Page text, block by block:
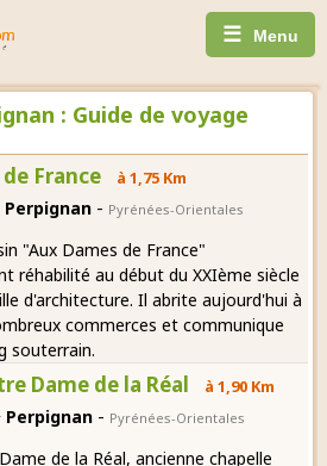
☰ Menu
: Guide de voyage
France à 1,75 Km
Perpignan - Pyrénées-Orientales
"Aux Dames de France"
réhabilité au début du XXIème siècle
d'architecture. Il abrite aujourd'hui à
commerces et communique
souterrain.
Dame de la Réal à 1,90 Km
Perpignan - Pyrénées-Orientales
de la Réal, ancienne chapelle